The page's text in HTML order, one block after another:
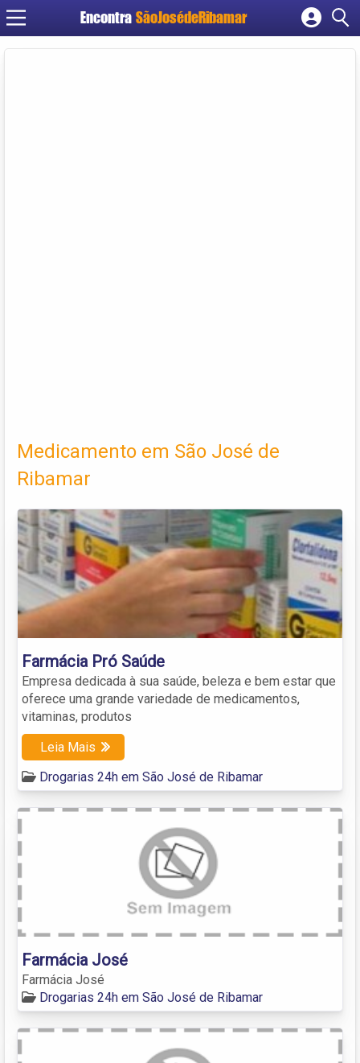
Encontra SãoJosédeRibamar
Cadastrar empresa
Medicamento em São José de
Ribamar
Farmácia Pró Saúde
Empresa dedicada à sua saúde, beleza e bem estar que
oferece uma grande variedade de medicamentos,
vitaminas, produtos
Leia Mais
Drogarias 24h em São José de Ribamar
Farmácia José
Farmácia José
Drogarias 24h em São José de Ribamar